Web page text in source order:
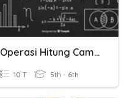
Operasi Hitung Campur
10 T 5th - 6th